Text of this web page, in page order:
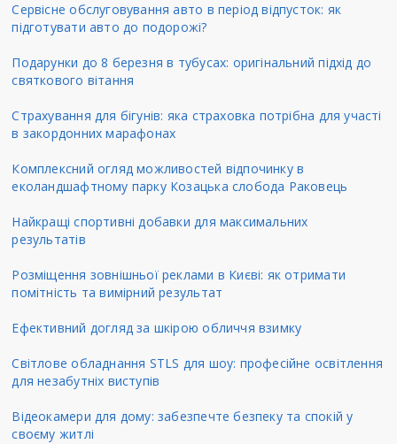
Сервісне обслуговування авто в період відпусток: як
підготувати авто до подорожі?
Подарунки до 8 березня в тубусах: оригінальний підхід до
святкового вітання
Страхування для бігунів: яка страховка потрібна для участі
в закордонних марафонах
Комплексний огляд можливостей відпочинку в
еколандшафтному парку Козацька слобода Раковець
Найкращі спортивні добавки для максимальних
результатів
Розміщення зовнішньої реклами в Києві: як отримати
помітність та вимірний результат
Ефективний догляд за шкірою обличчя взимку
Світлове обладнання STLS для шоу: професійне освітлення
для незабутніх виступів
Відеокамери для дому: забезпечте безпеку та спокій у
своєму житлі